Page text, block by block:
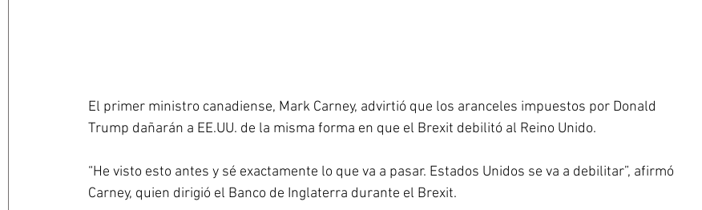
El primer ministro canadiense, Mark Carney, advirtió que los aranceles impuestos por Donald
Trump dañarán a EE.UU. de la misma forma en que el Brexit debilitó al Reino Unido.
“He visto esto antes y sé exactamente lo que va a pasar. Estados Unidos se va a debilitar”, afirmó
Carney, quien dirigió el Banco de Inglaterra durante el Brexit.